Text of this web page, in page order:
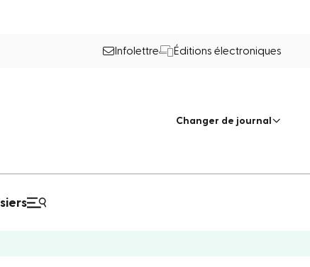
Infolettre Éditions électroniques
Changer de journal